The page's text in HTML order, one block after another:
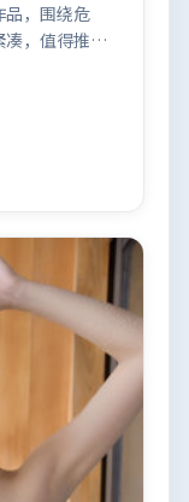
品，围绕危
，值得推荐